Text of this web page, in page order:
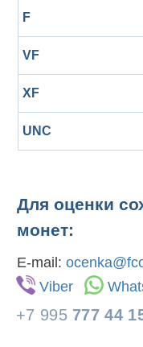
F
VF
XF
UNC
Для оценки
монет:
E-mail:
Viber
+7 995 777 44